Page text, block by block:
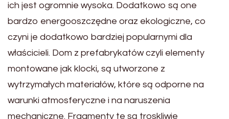
ich jest ogromnie wysoka. Dodatkowo są one
bardzo energooszczędne oraz ekologiczne, co
czyni je dodatkowo bardziej popularnymi dla
właścicieli. Dom z prefabrykatów czyli elementy
montowane jak klocki, są utworzone z
wytrzymałych materiałów, które są odporne na
warunki atmosferyczne i na naruszenia
mechaniczne. Fragmenty te są troskliwie